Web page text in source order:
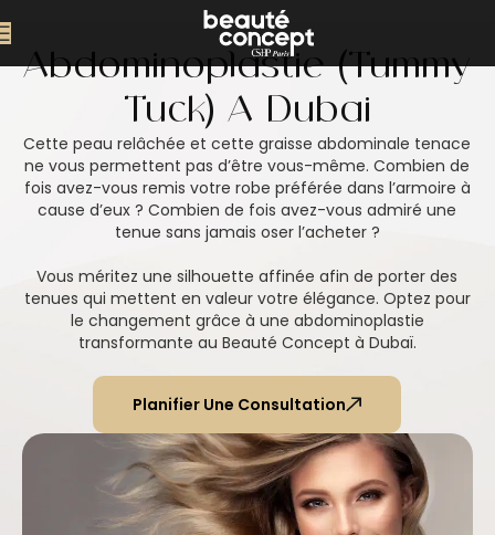
Abdominoplastie (Tummy
Tuck) À Dubaï
Cette peau relâchée et cette graisse abdominale tenace
ne vous permettent pas d’être vous-même. Combien de
fois avez-vous remis votre robe préférée dans l’armoire à
cause d’eux ? Combien de fois avez-vous admiré une
tenue sans jamais oser l’acheter ?
Vous méritez une silhouette affinée afin de porter des
tenues qui mettent en valeur votre élégance. Optez pour
le changement grâce à une abdominoplastie
transformante au Beauté Concept à Dubaï.
Planifier Une Consultation